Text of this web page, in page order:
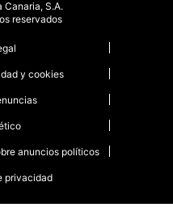
Canaria, S.A.
reservados
y cookies
anuncios políticos
privacidad